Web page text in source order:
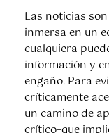
Las noticias
inmersa en un
cualquiera
información y
engaño. Para
críticamente
un camino de